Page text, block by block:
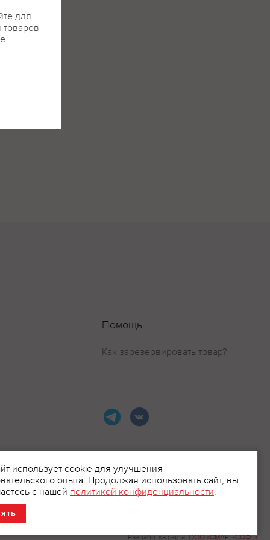
Разработка сайта:ООО «СМАРТ-СОФТ»
Помощь
Как зарезервировать товар?
использует cookie для улучшения
опыта. Продолжая использовать сайт, вы
с нашей политикой конфиденциальности.
для